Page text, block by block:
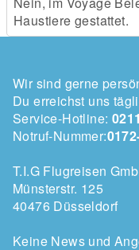
Haustiere gestattet.
Wir sind gerne
Du erreichst uns
Service-Hotline:
Notruf-Nummer:
T.I.G Flugreisen
Münsterstr. 125
40476 Düsseldorf
Keine News und